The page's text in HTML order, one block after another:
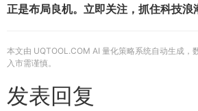
正是布局良机。立即关注，抓住科技浪
本文由 UQTOOL.COM AI 量化策略系统自动生成，
入市需谨慎。
发表回复